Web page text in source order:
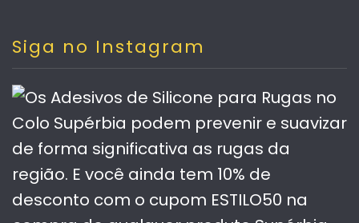
Siga no Instagram